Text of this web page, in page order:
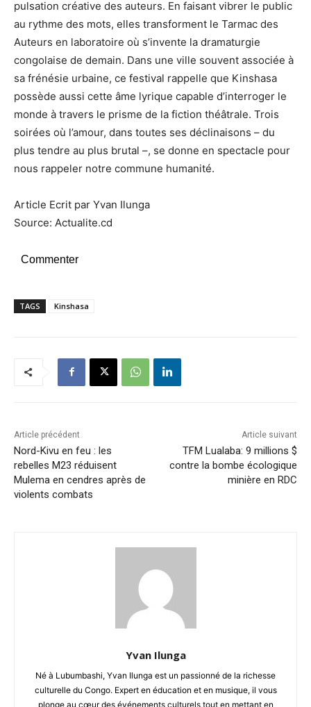
pulsation créative des auteurs. En faisant vibrer le public
au rythme des mots, elles transforment le Tarmac des
Auteurs en laboratoire où s’invente la dramaturgie
congolaise de demain. Dans une ville souvent associée à
sa frénésie urbaine, ce festival rappelle que Kinshasa
possède aussi cette âme lyrique capable d’interroger le
monde à travers le prisme de la fiction théâtrale. Trois
soirées où l’amour, dans toutes ses déclinaisons – du
plus tendre au plus brutal –, se donne en spectacle pour
nous rappeler notre commune humanité.
Article Ecrit par Yvan Ilunga
Source: Actualite.cd
Commenter
TAGS Kinshasa
Article précédent
Nord-Kivu en feu : les
rebelles M23 réduisent
Mulema en cendres après de
violents combats
Article suivant
TFM Lualaba: 9 millions $
contre la bombe écologique
minière en RDC
Yvan Ilunga
Né à Lubumbashi, Yvan Ilunga est un passionné de la richesse
culturelle du Congo. Expert en éducation et en musique, il vous
plonge au cœur des événements culturels tout en mettant en